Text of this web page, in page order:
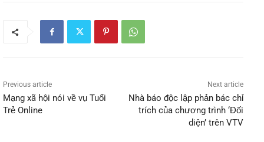
Previous article
Mạng xã hội nói về vụ Tuổi
Trẻ Online
Next article
Nhà báo độc lập phản bác chỉ
trích của chương trình ‘Đối
diện’ trên VTV